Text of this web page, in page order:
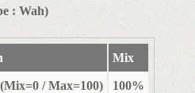
: Wah)
/ Max=100)
Mix
100%